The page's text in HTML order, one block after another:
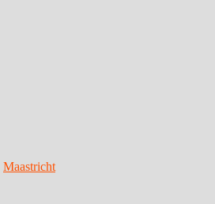
Maastricht